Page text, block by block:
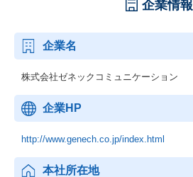
企業情報
企業名
株式会社ゼネックコミュニケーション
企業HP
http://www.genech.co.jp/index.html
本社所在地